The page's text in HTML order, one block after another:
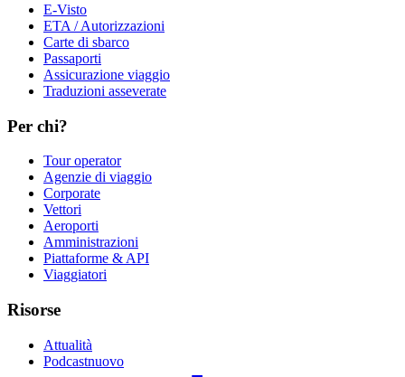
E-Visto
ETA / Autorizzazioni
Carte di sbarco
Passaporti
Assicurazione viaggio
Traduzioni asseverate
Per chi?
Tour operator
Agenzie di viaggio
Corporate
Vettori
Aeroporti
Amministrazioni
Piattaforme & API
Viaggiatori
Risorse
Attualità
Podcastnuovo